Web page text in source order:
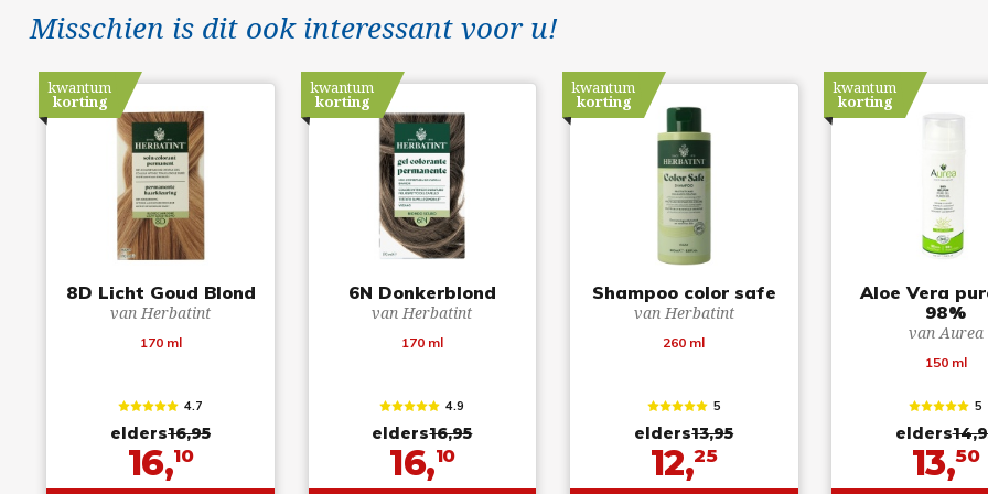
Misschien is dit ook interessant voor u!
8D Licht Goud Blond
van Herbatint
170 ml
kwantum
korting
4.7
elders16,95
16,10
6N Donkerblond
van Herbatint
170 ml
kwantum
korting
4.9
elders16,95
16,10
Shampoo color safe
van Herbatint
260 ml
kwantum
korting
5
elders13,95
12,25
Aloe Vera
98%
van Aurea
150 ml
kwantum
korting
5
elders
13,50